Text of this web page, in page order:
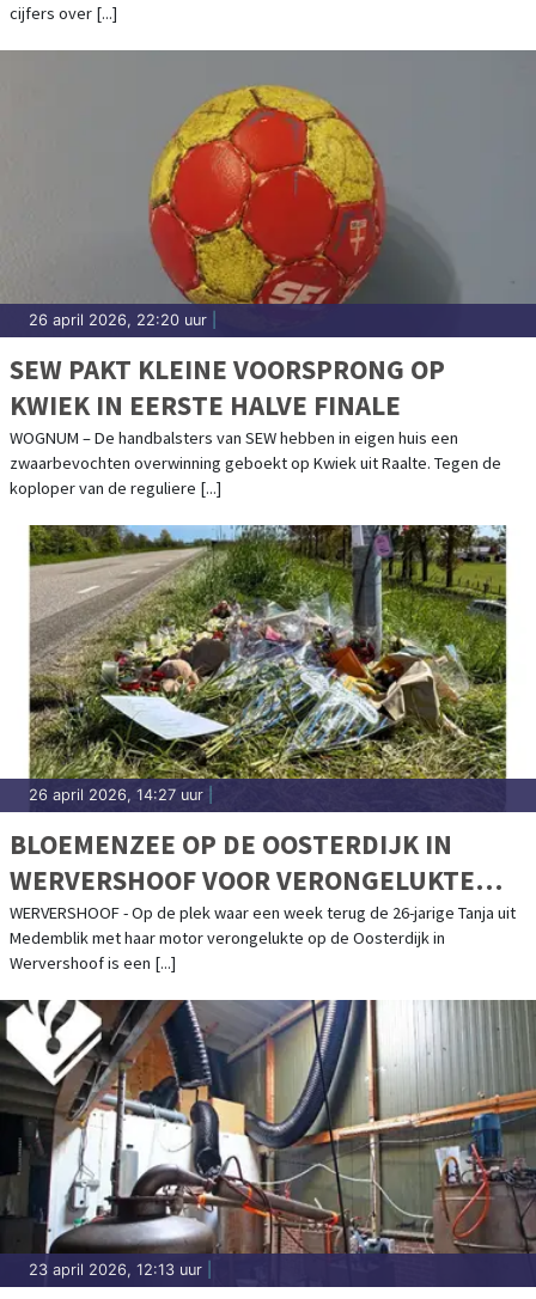
cijfers over [...]
26 april 2026, 22:20 uur
SEW PAKT KLEINE VOORSPRONG OP
KWIEK IN EERSTE HALVE FINALE
WOGNUM – De handbalsters van SEW hebben in eigen huis een
zwaarbevochten overwinning geboekt op Kwiek uit Raalte. Tegen de
koploper van de reguliere [...]
26 april 2026, 14:27 uur
BLOEMENZEE OP DE OOSTERDIJK IN
WERVERSHOOF VOOR VERONGELUKTE
TANJA (26) UIT MEDEMBLIK
WERVERSHOOF - Op de plek waar een week terug de 26-jarige Tanja uit
Medemblik met haar motor verongelukte op de Oosterdijk in
Wervershoof is een [...]
23 april 2026, 12:13 uur